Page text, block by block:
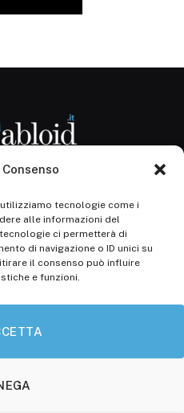
tecnologie come i
alle informazioni del
ci permetterà di
di navigazione o ID unici su
il consenso può influire
e funzioni.
3/2013 del
1138/com/15 del